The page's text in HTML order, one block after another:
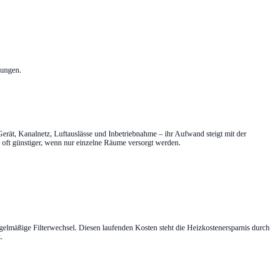
Kanalnetz, Luftauslässe und Inbetriebnahme – ihr Aufwand steigt mit der
günstiger, wenn nur einzelne Räume versorgt werden.
Filterwechsel. Diesen laufenden Kosten steht die Heizkostenersparnis durch